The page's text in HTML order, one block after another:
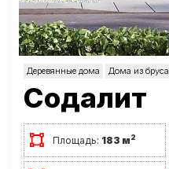
Деревянные дома Дома из бруса
Содалит
Площадь: 183 м2